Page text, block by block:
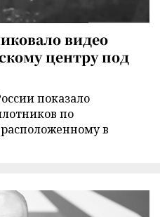
видео
центру под
показало
по
в